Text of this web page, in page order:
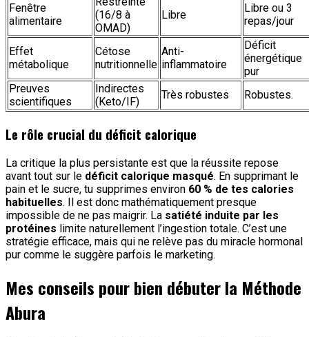
Fenêtre
alimentaire
(16/8 à
OMAD)
Libre
Libre ou 3
repas/jour
Effet
métabolique
Cétose
nutritionnelle
Anti-
inflammatoire
Déficit
énergétique
pur
Preuves
scientifiques
Indirectes
(Keto/IF)
Très robustes Robustes.
Le rôle crucial du déficit calorique
La critique la plus persistante est que la réussite repose
avant tout sur le déficit calorique masqué. En supprimant le
pain et le sucre, tu supprimes environ 60 % de tes calories
habituelles. Il est donc mathématiquement presque
impossible de ne pas maigrir. La satiété induite par les
protéines limite naturellement l’ingestion totale. C’est une
stratégie efficace, mais qui ne relève pas du miracle hormonal
pur comme le suggère parfois le marketing.
Mes conseils pour bien débuter la Méthode
Abura